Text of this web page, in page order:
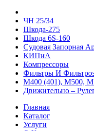
ЧН 25/34
Шкода-275
Шкода 6S-160
Судовая Запорная
КИПиА
Компрессоры
Фильтры И
М400 (401), М500,
Движительно –
Главная
Каталог
Услуги